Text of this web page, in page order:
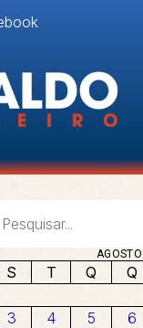
S T Q Q
3
4 5 6